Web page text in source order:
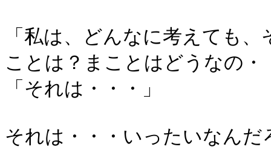
「私は、どんなに考えても
ことは？まことはどうなの・
「それは・・・」
それは・・・いったいなんだ